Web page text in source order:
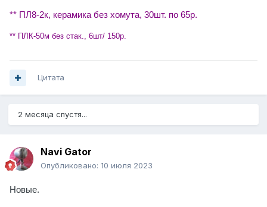
** ПЛ8-2к, керамика без хомута, 30шт. по 65р.
** ПЛК-50м без стак., 6шт/ 150р.
Цитата
2 месяца спустя...
Navi Gator
Опубликовано: 10 июля 2023
Новые.